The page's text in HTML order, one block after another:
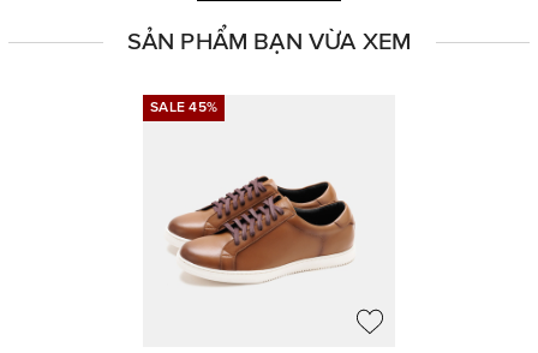
SẢN PHẨM BẠN VỪA XEM
SALE 45%
SALE 45%